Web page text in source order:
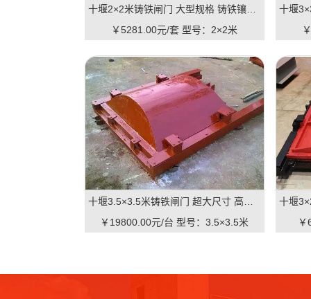
￥5281.00元/套 型号：2×2米
￥19800.00元/台 型号：3.5×3.5米